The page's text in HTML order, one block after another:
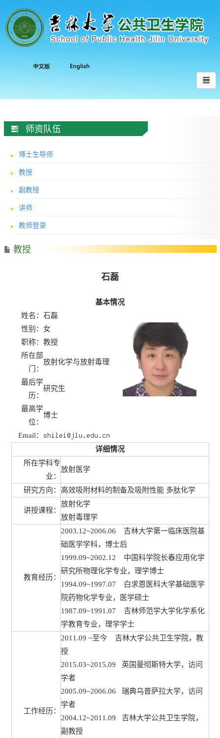
师资队伍
博士生导师
教授
副教授
讲师
教师登录
教授
石磊
基本情况
姓名： 石磊
性别： 女
职称： 教授
所在部
门：
放射化学与放射毒理
最后学
历：
研究生
最高学
位：
博士
Email：
详细情况
所在学科专
业：
放射医学
研究方向： 高效吸附材料的制备及吸附性能 多肽化学
讲授课程：
放射化学
放射毒理学
教育经历：
2003.12~2006.06 吉林大学第一临床医院基
础医学学科，博士后
1999.09~2002.12 中国科学院长春应用化学
研究所物理化学专业，理学博士
1994.09~1997.07 白求恩医科大学基础医学
院药物化学专业，医学硕士
1987.09~1991.07 吉林师范学大学化学系化
学教育专业，理学学士
工作经历：
2011.09 ~至今 吉林大学公共卫生学院，教
授
2015.03~2015.09 英国曼彻斯特大学，访问
学者
2005.09~2006.06 瑞典乌普萨拉大学，访问
学者
2004.12~2011.09 吉林大学公共卫生学院，
副教授